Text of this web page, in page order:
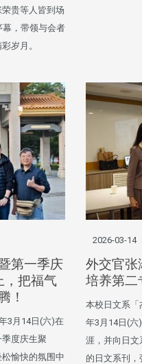
贵等人皆到场
，带领与会者
岁月。
第一季庆
把福气
！
3月14日(六)在
度庆生聚
愉快的氛围中
2026-03-14
外交官张
培养第二
本校日文系
年3月14日(六
涯，并向日文
的日文系刊